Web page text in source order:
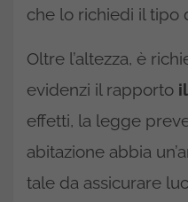
che lo richiedi il tipo
Oltre l’altezza, è
evidenzi il rapporto
effetti, la legge
abitazione abbia
tale da assicurare